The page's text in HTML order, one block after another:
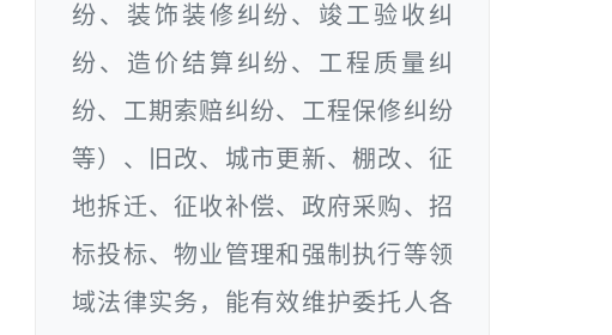
纷、装饰装修纠纷、竣工验收纠
纷、造价结算纠纷、工程质量纠
纷、工期索赔纠纷、工程保修纠纷
等）、旧改、城市更新、棚改、征
地拆迁、征收补偿、政府采购、招
标投标、物业管理和强制执行等领
域法律实务，能有效维护委托人各